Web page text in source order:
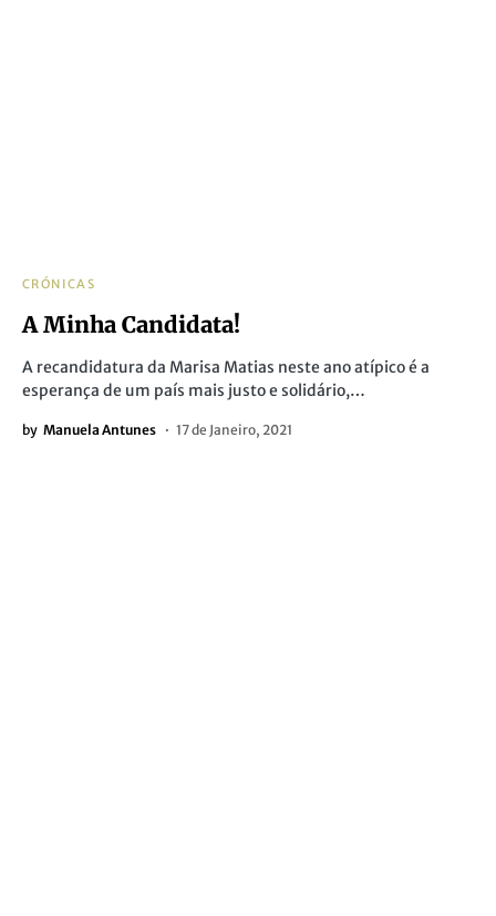
CRÓNICAS
A Minha Candidata!
A recandidatura da Marisa Matias neste ano atípico é a
esperança de um país mais justo e solidário,…
by Manuela Antunes 17 de Janeiro, 2021